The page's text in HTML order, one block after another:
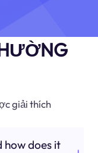
giải thích
how does it